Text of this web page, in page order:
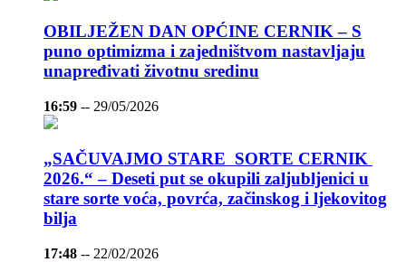
OBILJEŽEN DAN OPĆINE CERNIK – S
puno optimizma i zajedništvom nastavljaju
unapređivati životnu sredinu
16:59 -- 29/05/2026
„SAČUVAJMO STARE SORTE CERNIK
2026.“ – Deseti put se okupili zaljubljenici u
stare sorte voća, povrća, začinskog i ljekovitog
bilja
17:48 -- 22/02/2026